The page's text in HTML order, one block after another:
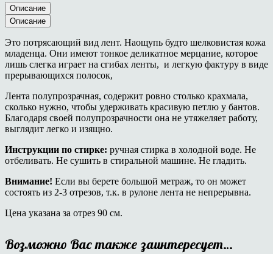
Описание
Описание
Это потрясающий вид лент. Наощупь будто шелковистая кожа
младенца. Они имеют тонкое деликатное мерцание, которое
лишь слегка играет на сгибах ленты, и легкую фактуру в виде
прерывающихся полосок,
Лента полупрозрачная, содержит ровно столько крахмала,
сколько нужно, чтобы удерживать красивую петлю у бантов.
Благодаря своей полупрозрачности она не утяжеляет работу,
выглядит легко и изящно.
Инструкции по стирке: ручная стирка в холодной воде. Не
отбеливать. Не сушить в стиральной машине. Не гладить.
Внимание! Если вы берете большой метраж, то он может
состоять из 2-3 отрезов, т.к. в рулоне лента не непрерывна.
Цена указана за отрез 90 см.
Возможно Вас также заинтересует…